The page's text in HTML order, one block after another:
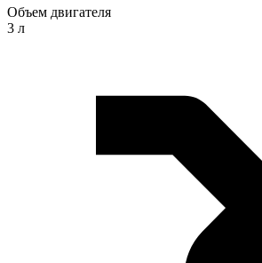
Объем двигателя
3 л